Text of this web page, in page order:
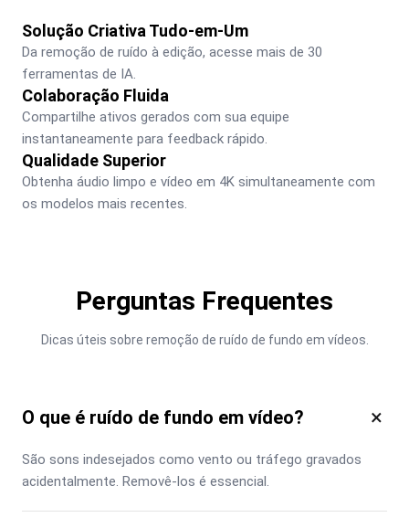
Solução Criativa Tudo-em-Um
Da remoção de ruído à edição, acesse mais de 30
ferramentas de IA.
Colaboração Fluida
Compartilhe ativos gerados com sua equipe
instantaneamente para feedback rápido.
Qualidade Superior
Obtenha áudio limpo e vídeo em 4K simultaneamente com
os modelos mais recentes.
Perguntas Frequentes
Dicas úteis sobre remoção de ruído de fundo em vídeos.
O que é ruído de fundo em vídeo? ×
São sons indesejados como vento ou tráfego gravados
acidentalmente. Removê-los é essencial.